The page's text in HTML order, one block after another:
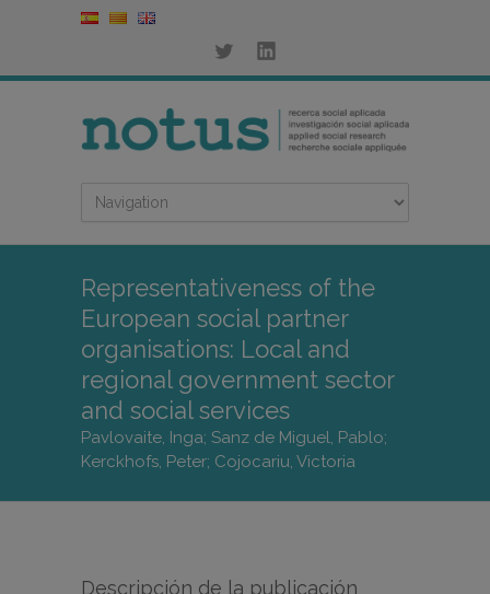
Representativeness of the
European social partner
organisations: Local and
regional government sector
and social services
Pavlovaite, Inga; Sanz de Miguel, Pablo;
Kerckhofs, Peter; Cojocariu, Victoria
Descripción de la publicación